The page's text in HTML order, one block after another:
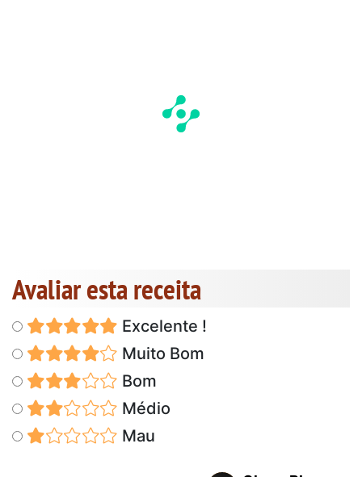
Avaliar esta receita
Excelente !
Muito Bom
Bom
Médio
Mau